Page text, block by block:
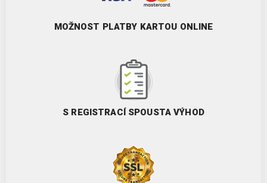
MOŽNOST PLATBY KARTOU ONLINE
S REGISTRACÍ SPOUSTA VÝHOD